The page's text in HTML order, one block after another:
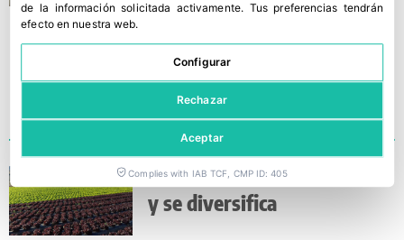
Pozo Sur inicia la senda ‘eco’
y se diversifica
de la información solicitada activamente. Tus preferencias tendrán
efecto en nuestra web.
Configurar
Rechazar
Aceptar
Complies with IAB TCF, CMP ID: 405